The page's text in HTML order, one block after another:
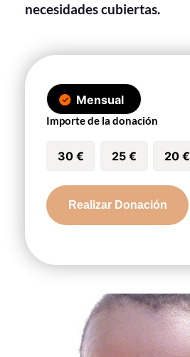
necesidades cubiertas.
Mensual
Importe de la donación
30 € 25 € 20 €
Tinyor
cantidadRealizar Donación